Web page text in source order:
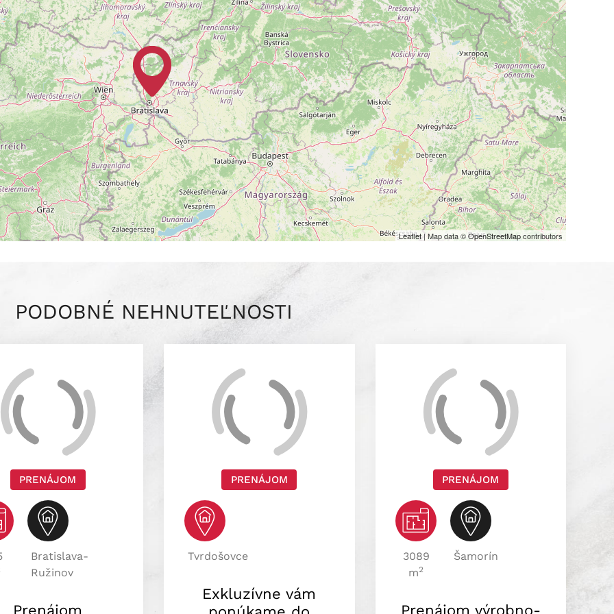
Leaflet| Map data ©OpenStreetMapcontributors
PODOBNÉ NEHNUTEĽNOSTI
PRENÁJOM
Bratislava-
Ružinov
Prenájom
PRENÁJOM
Tvrdošovce
Exkluzívne vám
PRENÁJOM
3089
m2
Šamorín
Prenájom výrobno-